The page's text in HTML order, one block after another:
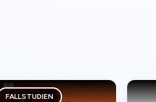
FALLSTUDIEN